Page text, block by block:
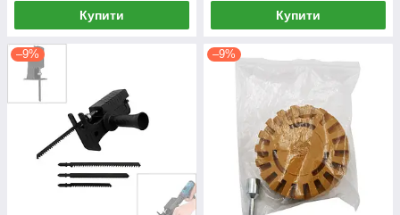
Купити Купити
–9% –9%